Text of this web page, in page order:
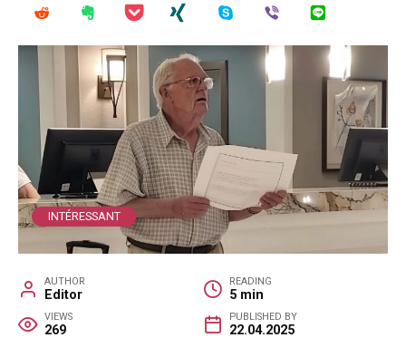
INTÉRESSANT
AUTHOR
Editor
READING
5 min
VIEWS
269
PUBLISHED BY
22.04.2025